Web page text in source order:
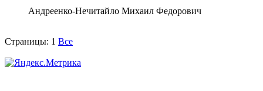
Андреенко-Нечитайло Михаил Федорович
Страницы: 1 Все